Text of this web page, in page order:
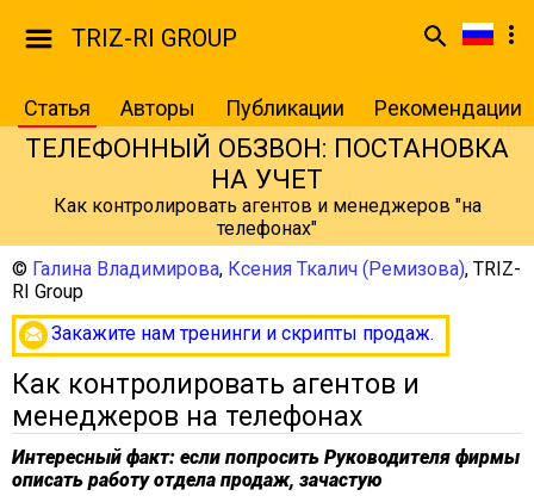
TRIZ-RI GROUP
Статья Авторы Публикации Рекомендации
ТЕЛЕФОННЫЙ ОБЗВОН: ПОСТАНОВКА
НА УЧЕТ
Как контролировать агентов и менеджеров "на
телефонах"
© Галина Владимирова, Ксения Ткалич (Ремизова), TRIZ-
RI Group
Закажите нам тренинги и скрипты продаж.
Как контролировать агентов и
менеджеров на телефонах
Интересный факт: если попросить Руководителя фирмы
описать работу отдела продаж, зачастую